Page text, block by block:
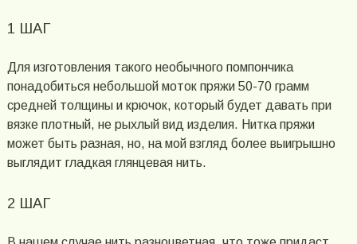
1 ШАГ
Для изготовления такого необычного помпончика
понадобиться небольшой моток пряжи 50-70 грамм
средней толщины и крючок, который будет давать при
вязке плотный, не рыхлый вид изделия. Нитка пряжи
может быть разная, но, на мой взгляд более выигрышно
выглядит гладкая глянцевая нить.
2 ШАГ